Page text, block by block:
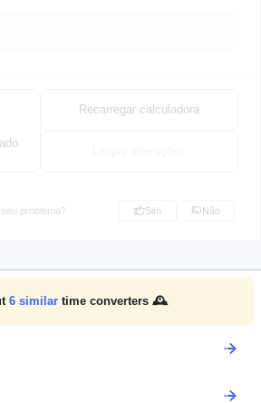
Recarregar calculadora
problema? Sim Não
6similar time converters 🕰️